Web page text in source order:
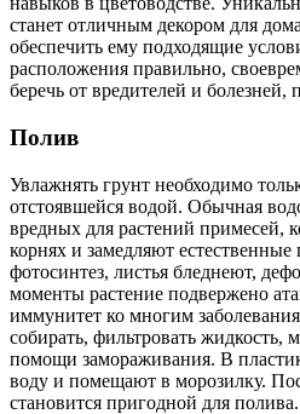
станет отличным декором для
обеспечить ему подходящие
расположения правильно,
беречь от вредителей и болезней,
Полив
Увлажнять грунт необходимо
отстоявшейся водой. Обычная
вредных для растений примесей,
корнях и замедляют
фотосинтез, листья бледнеют,
моменты растение подвержено
иммунитет ко многим
собирать, фильтровать жидкость,
помощи замораживания. В
воду и помещают в морозилку.
становится пригодной для полива.